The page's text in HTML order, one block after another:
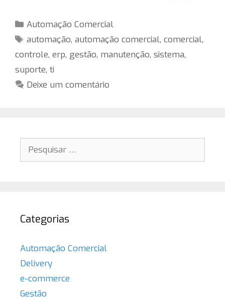
Categorias
Automação Comercial
Tags
automação,automação comercial,comercial,
controle, erp, gestão, manutenção, sistema,
suporte, ti
Deixe um comentário
Pesquisar
por:
Categorias
Automação Comercial
Delivery
e-commerce
Gestão